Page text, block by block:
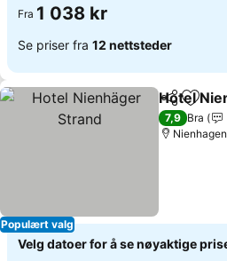
Fra 1 038 kr
Se priser fra 12 nettsteder
Populært valg
Del
Hotel
7,9 Bra
Nienhagen
Velg datoer for å se nøyaktige